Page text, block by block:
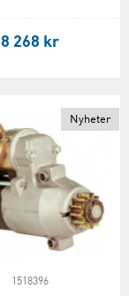
8 268 kr
Nyheter
1518396